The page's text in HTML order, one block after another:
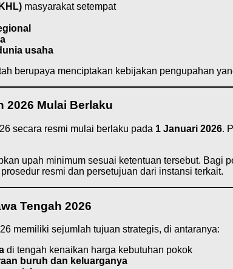
masyarakat setempat
usaha
berupaya menciptakan kebijakan pengupahan
2026 Mulai Berlaku
secara resmi mulai berlaku pada 1 Januari 2026.
upah minimum sesuai ketentuan tersebut. Bagi
resmi dan persetujuan dari instansi terkait.
Tengah 2026
memiliki sejumlah tujuan strategis, di antaranya:
di tengah kenaikan harga kebutuhan pokok
buruh dan keluarganya